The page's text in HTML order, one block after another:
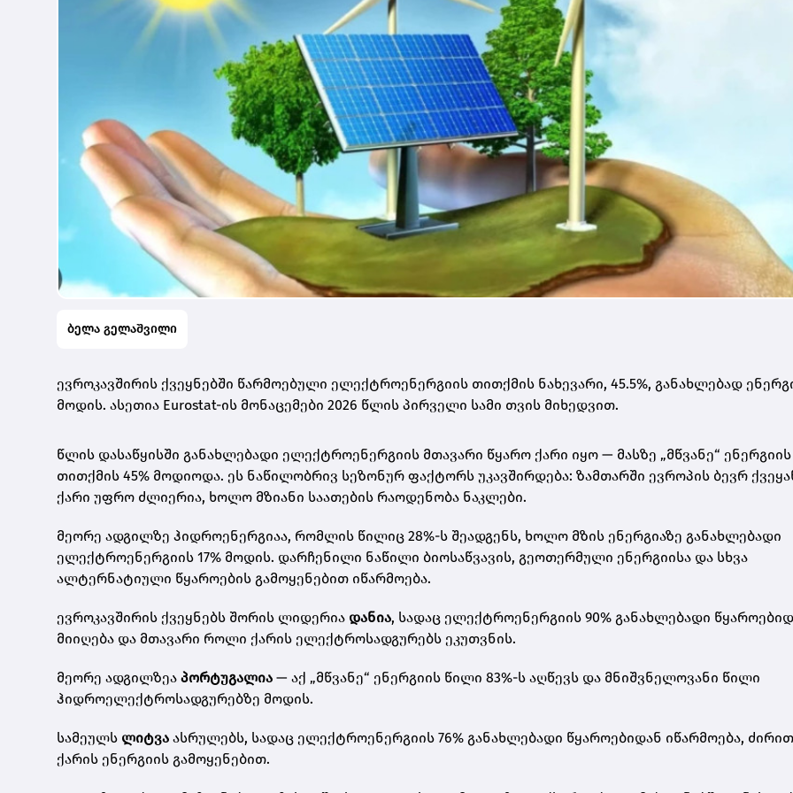
ბელა გელაშვილი
ევროკავშირის ქვეყნებში წარმოებული ელექტროენერგიის თითქმის ნახევარი, 45.5%, განახლებად
მოდის. ასეთია Eurostat-ის მონაცემები 2026 წლის პირველი სამი თვის მიხედვით.
წლის დასაწყისში განახლებადი ელექტროენერგიის მთავარი წყარო ქარი იყო — მასზე „მწვანე“ ენერგიის
თითქმის 45% მოდიოდა. ეს ნაწილობრივ სეზონურ ფაქტორს უკავშირდება: ზამთარში ევროპის ბევრ
ქარი უფრო ძლიერია, ხოლო მზიანი საათების რაოდენობა ნაკლები.
მეორე ადგილზე ჰიდროენერგიაა, რომლის წილიც 28%-ს შეადგენს, ხოლო მზის ენერგიაზე განახლებადი
ელექტროენერგიის 17% მოდის. დარჩენილი ნაწილი ბიოსაწვავის, გეოთერმული ენერგიისა და სხვა
ალტერნატიული წყაროების გამოყენებით იწარმოება.
ევროკავშირის ქვეყნებს შორის ლიდერია დანია, სადაც ელექტროენერგიის 90% განახლებადი
მიიღება და მთავარი როლი ქარის ელექტროსადგურებს ეკუთვნის.
მეორე ადგილზეა პორტუგალია — აქ „მწვანე“ ენერგიის წილი 83%-ს აღწევს და მნიშვნელოვანი წილი
ჰიდროელექტროსადგურებზე მოდის.
სამეულს ლიტვა ასრულებს, სადაც ელექტროენერგიის 76% განახლებადი წყაროებიდან იწარმოება,
ქარის ენერგიის გამოყენებით.